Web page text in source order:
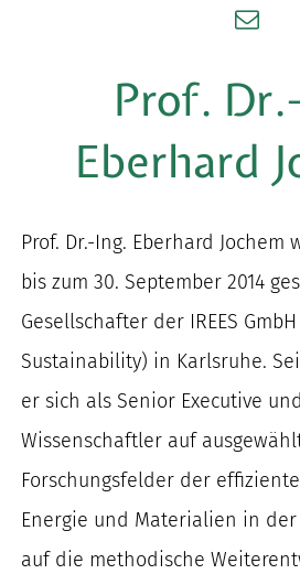
Prof.
Eberhard
Prof. Dr.-Ing. Eberhard Jochem
bis zum 30. September 2014
Gesellschafter der IREES
Sustainability) in Karlsruhe.
er sich als Senior Executive
Wissenschaftler auf
Forschungsfelder der
Energie und Materialien in
auf die methodische